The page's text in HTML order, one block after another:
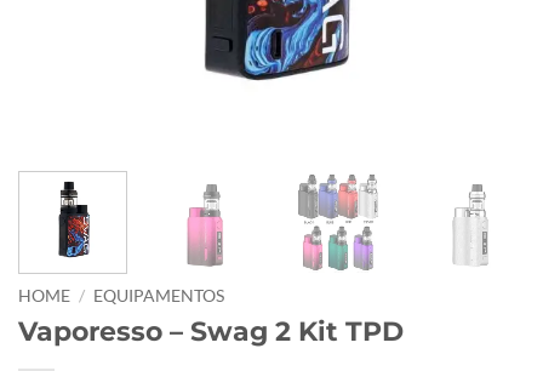
HOME / EQUIPAMENTOS
Vaporesso – Swag 2 Kit TPD